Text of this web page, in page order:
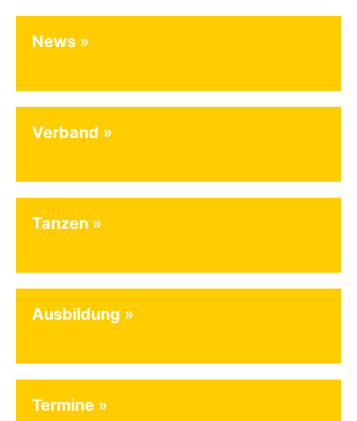
News
Verband
Tanzen
Ausbildung
Termine